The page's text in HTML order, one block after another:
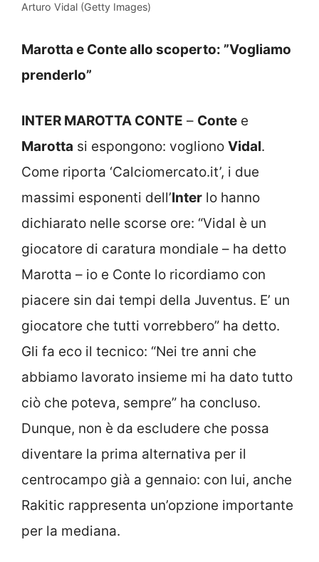
Arturo Vidal (Getty Images)
Marotta e Conte allo scoperto: ”Vogliamo
prenderlo”
INTER MAROTTA CONTE – Conte e
Marotta si espongono: vogliono Vidal.
Come riporta ‘Calciomercato.it’, i due
massimi esponenti dell’Inter lo hanno
dichiarato nelle scorse ore: “Vidal è un
giocatore di caratura mondiale – ha detto
Marotta – io e Conte lo ricordiamo con
piacere sin dai tempi della Juventus. E’ un
giocatore che tutti vorrebbero” ha detto.
Gli fa eco il tecnico: “Nei tre anni che
abbiamo lavorato insieme mi ha dato tutto
ciò che poteva, sempre” ha concluso.
Dunque, non è da escludere che possa
diventare la prima alternativa per il
centrocampo già a gennaio: con lui, anche
Rakitic rappresenta un’opzione importante
per la mediana.